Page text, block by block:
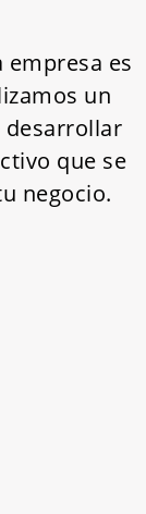
empresa es
un
desarrollar
que se
negocio.